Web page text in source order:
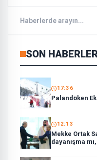
SON
17:36
Palandöken
12:13
Mekke Ortak
dayanışma